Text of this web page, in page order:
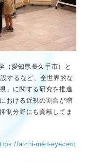
（愛知県長久手市）と
するなど、全世界的な
」に関する研究を推進
おける近視の割合が増
制分野にも貢献してま
aichi-med-eyecent